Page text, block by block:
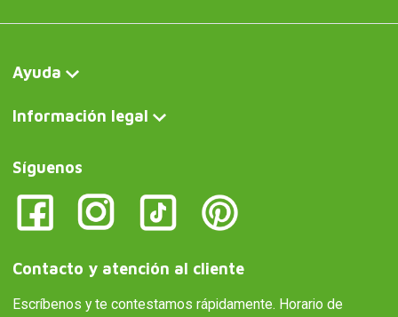
Ayuda
Información legal
Síguenos
Contacto y atención al cliente
Escríbenos y te contestamos rápidamente. Horario de